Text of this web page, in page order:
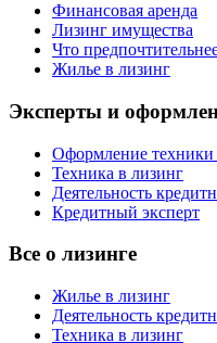
Финансовая аренда
Лизинг имущества
Что
Жилье в лизинг
Эксперты и
Оформление техники
Техника в лизинг
Деятельность
Кредитный эксперт
Все о лизинге
Жилье в лизинг
Деятельность
Техника в лизинг